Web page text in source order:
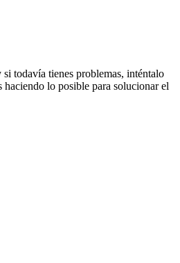
todavía tienes problemas, inténtalo
haciendo lo posible para solucionar el